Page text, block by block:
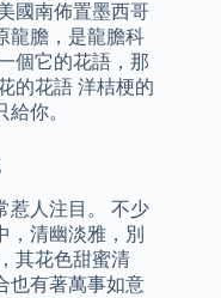
國南佈置墨西哥
龍膽，是龍膽科
個它的花語，那
的花語 洋桔梗的
你。
惹人注目。 不少
，清幽淡雅，別
其花色甜蜜清
也有著萬事如意